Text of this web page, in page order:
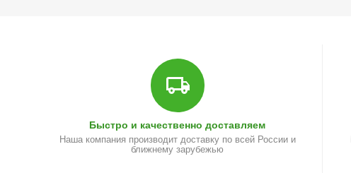
Быстро и качественно доставляем
Наша компания производит доставку по всей России и
ближнему зарубежью